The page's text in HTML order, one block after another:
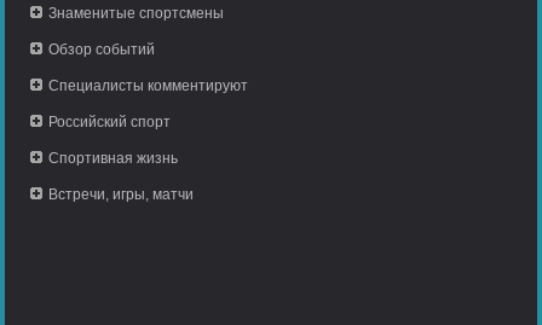
Знаменитые спортсмены
Обзор событий
Специалисты комментируют
Российский спорт
Спортивная жизнь
Встречи, игры, матчи